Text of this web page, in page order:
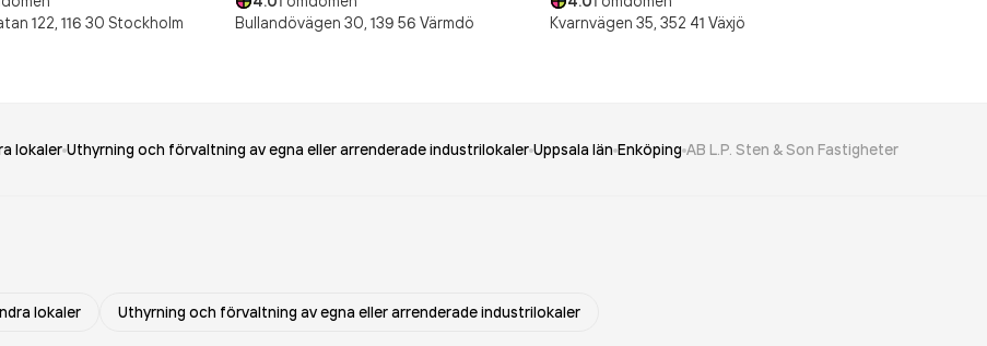
122, 116 30 Stockholm
Bullandövägen 30, 139 56 Värmdö
Kvarnvägen 35, 352 41 Växjö
lokaler Uthyrning och förvaltning av egna eller arrenderade industrilokaler Uppsala län Enköping AB L.P. Sten & Son Fastigheter
lokaler Uthyrning och förvaltning av egna eller arrenderade industrilokaler